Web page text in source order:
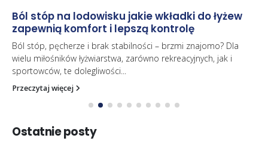
Ból stóp na lodowisku jakie wkładki do łyżew
zapewnią komfort i lepszą kontrolę
Ból stóp, pęcherze i brak stabilności – brzmi znajomo? Dla
wielu miłośników łyżwiarstwa, zarówno rekreacyjnych, jak i
sportowców, te dolegliwości...
Przeczytaj więcej
Ostatnie posty